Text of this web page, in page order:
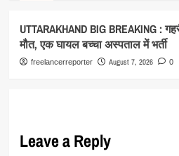
UTTARAKHAND BIG BREAKING :
मौत, एक घायल बच्चा अस्पताल में भर्ती
freelancerreporter August 7, 2026 0
Leave a Reply